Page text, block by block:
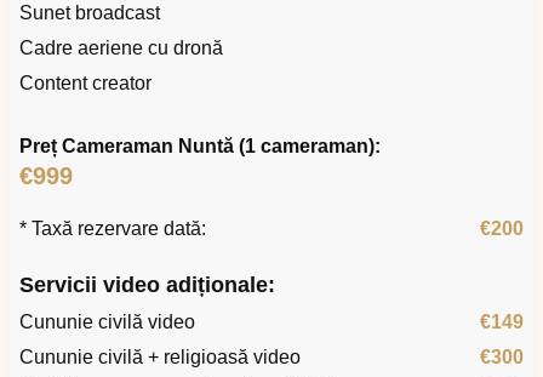
Sunet broadcast
Cadre aeriene cu dronă
Content creator
Preț Cameraman Nuntă (1 cameraman):
€999
* Taxă rezervare dată: €200
Servicii video adiționale:
Cununie civilă video
€149
Cununie civilă + religioasă video
€300